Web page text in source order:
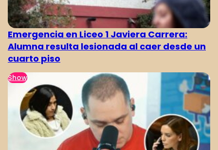
Emergencia en Liceo 1 Javiera Carrera:
Alumna resulta lesionada al caer desde un
cuarto piso
Show